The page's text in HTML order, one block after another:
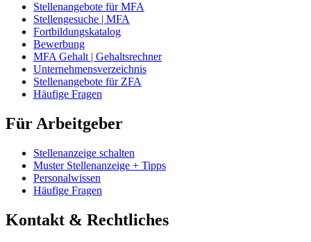
Stellenangebote für MFA
Stellengesuche | MFA
Fortbildungskatalog
Bewerbung
MFA Gehalt | Gehaltsrechner
Unternehmensverzeichnis
Stellenangebote für ZFA
Häufige Fragen
Für Arbeitgeber
Stellenanzeige schalten
Muster Stellenanzeige + Tipps
Personalwissen
Häufige Fragen
Kontakt & Rechtliches